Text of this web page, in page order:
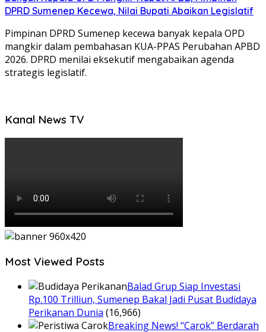
DPRD Sumenep Kecewa, Nilai Bupati Abaikan Legislatif
Pimpinan DPRD Sumenep kecewa banyak kepala OPD
mangkir dalam pembahasan KUA-PPAS Perubahan APBD
2026. DPRD menilai eksekutif mengabaikan agenda
strategis legislatif.
Kanal News TV
Most Viewed Posts
Balad Grup Siap Investasi
Rp.100 Trilliun, Sumenep Bakal Jadi Pusat Budidaya
Perikanan Dunia (16,966)
Breaking News! “Carok” Berdarah